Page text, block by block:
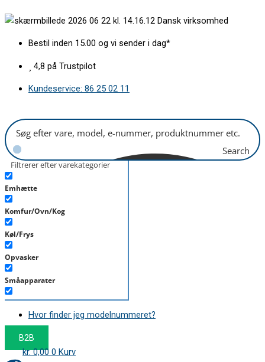
til
Dansk virksomhed
Bestil inden 15.00 og vi sender i dag*
4,8 på Trustpilot
Kundeservice: 86 25 02 11
Search
Filtrerer efter varekategorier
Emhætte
Komfur/Ovn/Kog
Køl/Frys
Opvasker
Småapparater
Støvsuger
Tørretumbler
Tilbehør/Plejemidler
Hvor finder jeg modelnummeret?
B2B
kr.0,00 0 Kurv
bred